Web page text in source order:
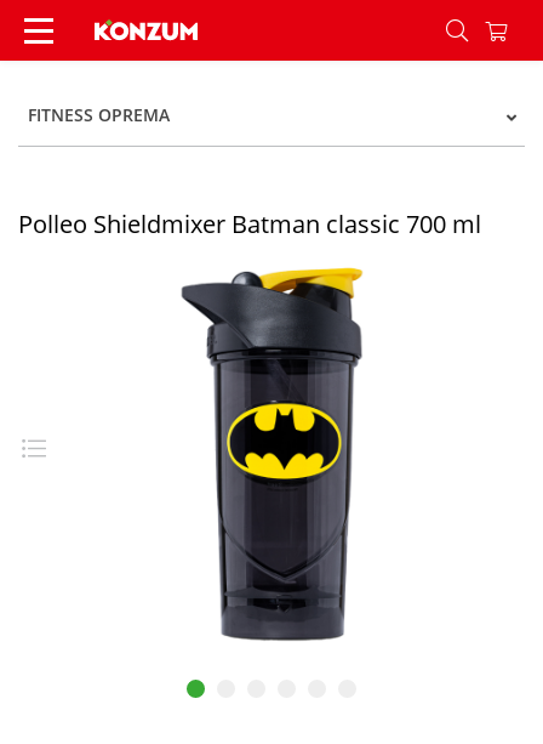
Polleo Shieldmixer Batman classic 700 ml -
FITNESS OPREMA
Polleo Shieldmixer Batman classic 700 ml